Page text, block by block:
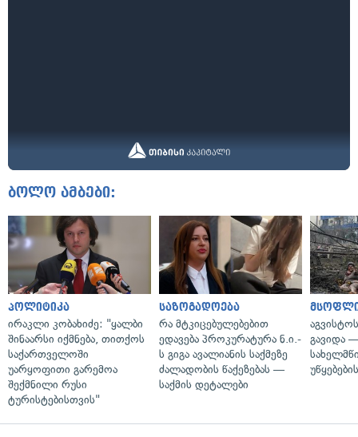
ბოლო ამბები:
პოლიტიკა
ირაკლი კობახიძე: "ყალბი
შინაარსი იქმნება, თითქოს
საქართველოში
უარყოფითი გარემოა
შექმნილი რუსი
ტურისტებისთვის"
საზოგადოება
რა მტკიცებულებებით
ედავება პროკურატურა ნ.ი.-
ს გიგა ავალიანის საქმეზე
ძალადობის წაქეზებას —
საქმის დეტალები
გავიდა